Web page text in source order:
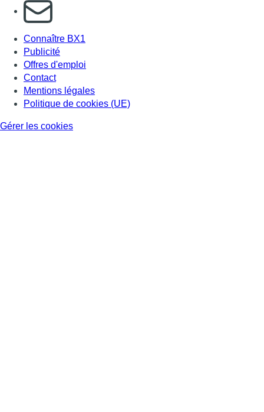
S'abonner à notre newsletter
Connaître BX1
Publicité
Offres d'emploi
Contact
Mentions légales
Politique de cookies (UE)
Gérer les cookies